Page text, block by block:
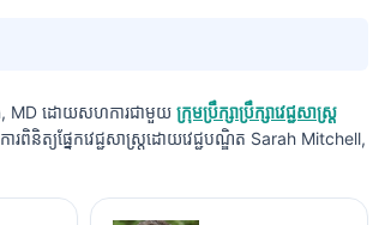
MD ដោយសហការជាមួយ ក្រុមប្រឹក្សាប្រឹក្សាវេជ្ជសាស្ត្រ
ពិនិត្យផ្នែកវេជ្ជសាស្ត្រដោយវេជ្ជបណ្ឌិត Sarah Mitchell,